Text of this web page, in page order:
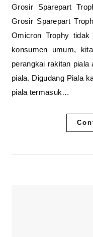
Grosir Sparepart Trophy Piala Marmer Murah – Salak
Grosir Sparepart
Omicron Trophy
konsumen umum,
perangkai rakitan piala
piala. Digudang Piala
piala termasuk…